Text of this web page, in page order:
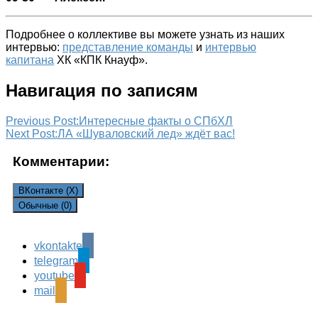
Подробнее о коллективе вы можете узнать из наших
интервью: представление команды и интервью
капитана ХК «КПК Кнауф».
Навигация по записям
Previous Post:Интересные факты о СПбХЛ
Next Post:ЛА «Шуваловский лед» ждёт вас!
Комментарии:
ВКонтакте (X)
Обычные (0)
Leave a Reply
Ваш адрес email не будет опубликован.
поля помечены
vkontakte
telegram
youtube
mail